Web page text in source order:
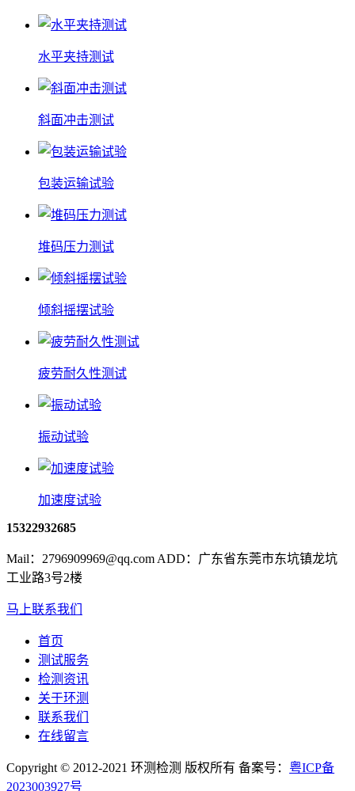
水平夹持测试
斜面冲击测试
包装运输试验
堆码压力测试
倾斜摇摆试验
疲劳耐久性测试
振动试验
加速度试验
15322932685
Mail：2796909969@qq.com ADD：广东省东莞市东坑镇龙坑
工业路3号2楼
马上联系我们
首页
测试服务
检测资讯
关于环测
联系我们
在线留言
Copyright © 2012-2021 环测检测 版权所有 备案号： 粤ICP备
2023003927号